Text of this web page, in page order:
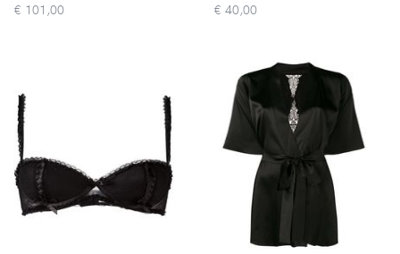
€ 101,00 € 40,00